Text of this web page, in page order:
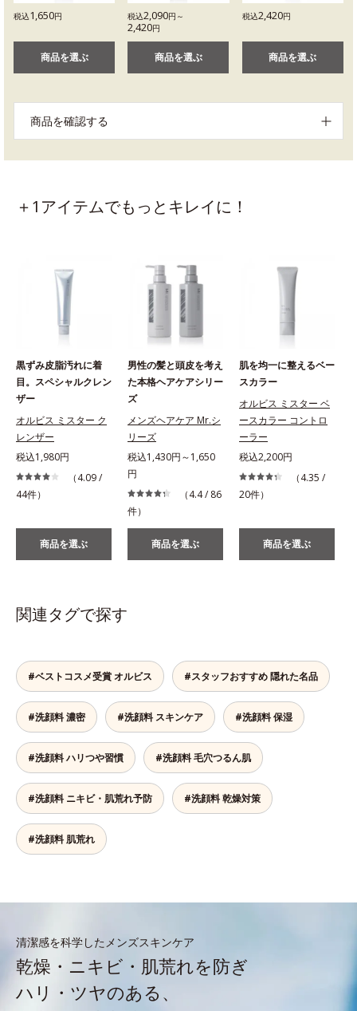
税込1,650円
商品を選ぶ
税込2,090円～
2,420円
商品を選ぶ
税込2,420円
商品を選ぶ
商品を確認する
＋1アイテムでもっとキレイに！
黒ずみ皮脂汚れに着
目。スペシャルクレン
ザー
オルビス ミスター ク
レンザー
税込1,980円
（4.09 /
44件）
商品を選ぶ
男性の髪と頭皮を考え
た本格ヘアケアシリー
ズ
メンズヘアケア Mr.シ
リーズ
税込1,430円～1,650
円
（4.4 / 86
件）
商品を選ぶ
肌を均一に整えるベー
スカラー
オルビス ミスター ベ
ースカラー コントロ
ーラー
税込2,200円
（4.35 /
20件）
商品を選ぶ
関連タグで探す
#ベストコスメ受賞 オルビス #スタッフおすすめ 隠れた名品
#洗顔料 濃密 #洗顔料 スキンケア #洗顔料 保湿
#洗顔料 ハリつや習慣 #洗顔料 毛穴つるん肌
#洗顔料 ニキビ・肌荒れ予防 #洗顔料 乾燥対策
#洗顔料 肌荒れ
清潔感を科学したメンズスキンケア
乾燥・ニキビ・肌荒れを防ぎ
ハリ・ツヤのある、